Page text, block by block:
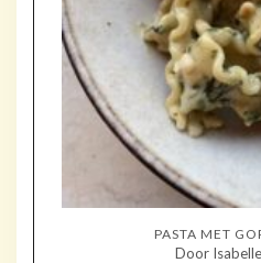
PASTA MET
Door